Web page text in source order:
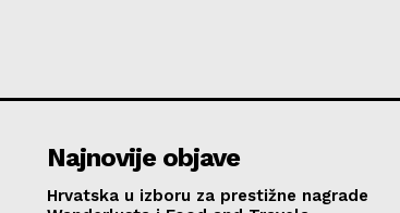
Najnovije objave
Hrvatska u izboru za prestižne nagrade